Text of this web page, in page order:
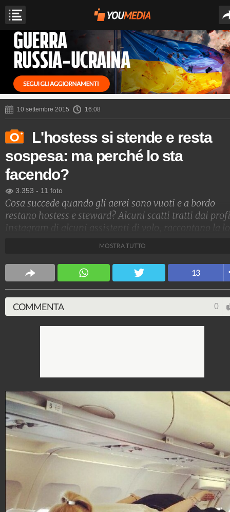
10 settembre 2015 16:08
L'hostess si stende e resta
sospesa: ma perché lo sta
facendo?
3.353 - 11 foto
Cosa succede quando gli aerei sono vuoti e a bordo
restano hostess e steward? Alcuni scatti tratti dai
Instagram di alcuni assistenti di volo, raccontano la
Viral
3.711.130 67 video
MOSTRA TUTTO
13
COMMENTA 0